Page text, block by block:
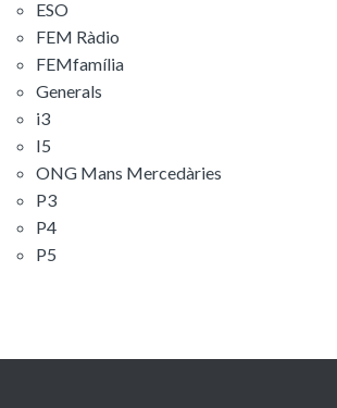
ESO
FEM Ràdio
FEMfamília
Generals
i3
I5
ONG Mans Mercedàries
P3
P4
P5